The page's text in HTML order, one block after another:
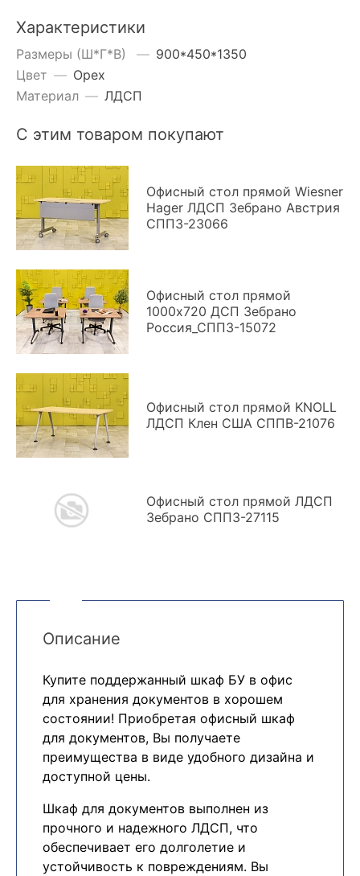
Характеристики
Размеры (Ш*Г*В) — 900*450*1350
Цвет — Орех
Материал — ЛДСП
С этим товаром покупают
Офисный стол прямой Wiesner
Hager ЛДСП Зебрано Австрия
СППЗ-23066
Офисный стол прямой
1000x720 ДСП Зебрано
Россия_СППЗ-15072
Офисный стол прямой KNOLL
ЛДСП Клен США СППВ-21076
Офисный стол прямой ЛДСП
Зебрано СППЗ-27115
Описание
Купите поддержанный шкаф БУ в офис
для хранения документов в хорошем
состоянии! Приобретая офисный шкаф
для документов, Вы получаете
преимущества в виде удобного дизайна и
доступной цены.
Шкаф для документов выполнен из
прочного и надежного ЛДСП, что
обеспечивает его долголетие и
устойчивость к повреждениям. Вы